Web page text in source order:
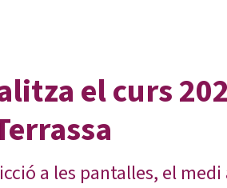
el curs
a les pantalles, el